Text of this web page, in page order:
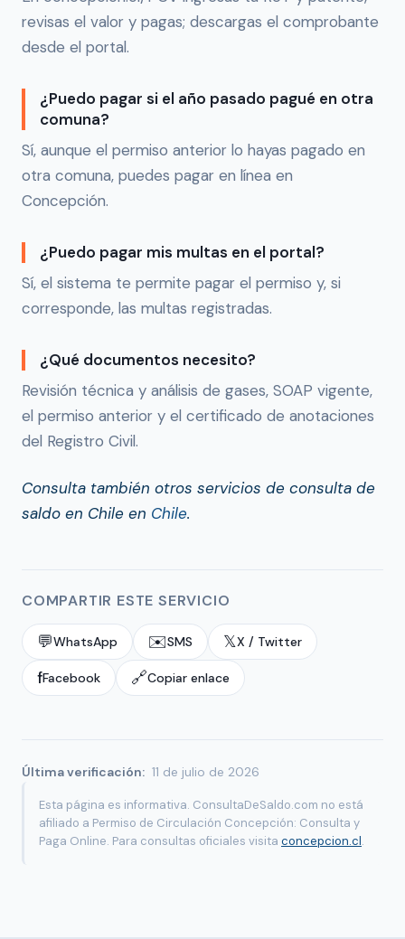
revisas el valor y pagas; descargas el comprobante
desde el portal.
¿Puedo pagar si el año pasado pagué en otra
comuna?
Sí, aunque el permiso anterior lo hayas pagado en
otra comuna, puedes pagar en línea en
Concepción.
¿Puedo pagar mis multas en el portal?
Sí, el sistema te permite pagar el permiso y, si
corresponde, las multas registradas.
¿Qué documentos necesito?
Revisión técnica y análisis de gases, SOAP vigente,
el permiso anterior y el certificado de anotaciones
del Registro Civil.
Consulta también otros servicios de consulta de
saldo en Chile en Chile.
COMPARTIR ESTE SERVICIO
💬WhatsApp ✉️SMS 𝕏X / Twitter
fFacebook 🔗Copiar enlace
Última verificación: 11 de julio de 2026
Esta página es informativa. ConsultaDeSaldo.com no está
afiliado a Permiso de Circulación Concepción: Consulta y
Paga Online. Para consultas oficiales visita concepcion.cl.